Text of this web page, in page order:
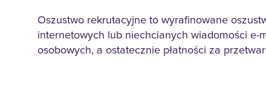
Oszustwo rekrutacyjne to wyrafinowane
internetowych lub niechcianych wiadomości e-
osobowych, a ostatecznie płatności za